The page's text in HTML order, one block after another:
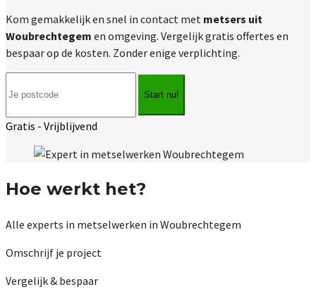
Kom gemakkelijk en snel in contact met metsers uit
Woubrechtegem en omgeving. Vergelijk gratis offertes en
bespaar op de kosten. Zonder enige verplichting.
Start nu!
Gratis - Vrijblijvend
Hoe werkt het?
Alle experts in metselwerken in Woubrechtegem
Omschrijf je project
Vergelijk & bespaar